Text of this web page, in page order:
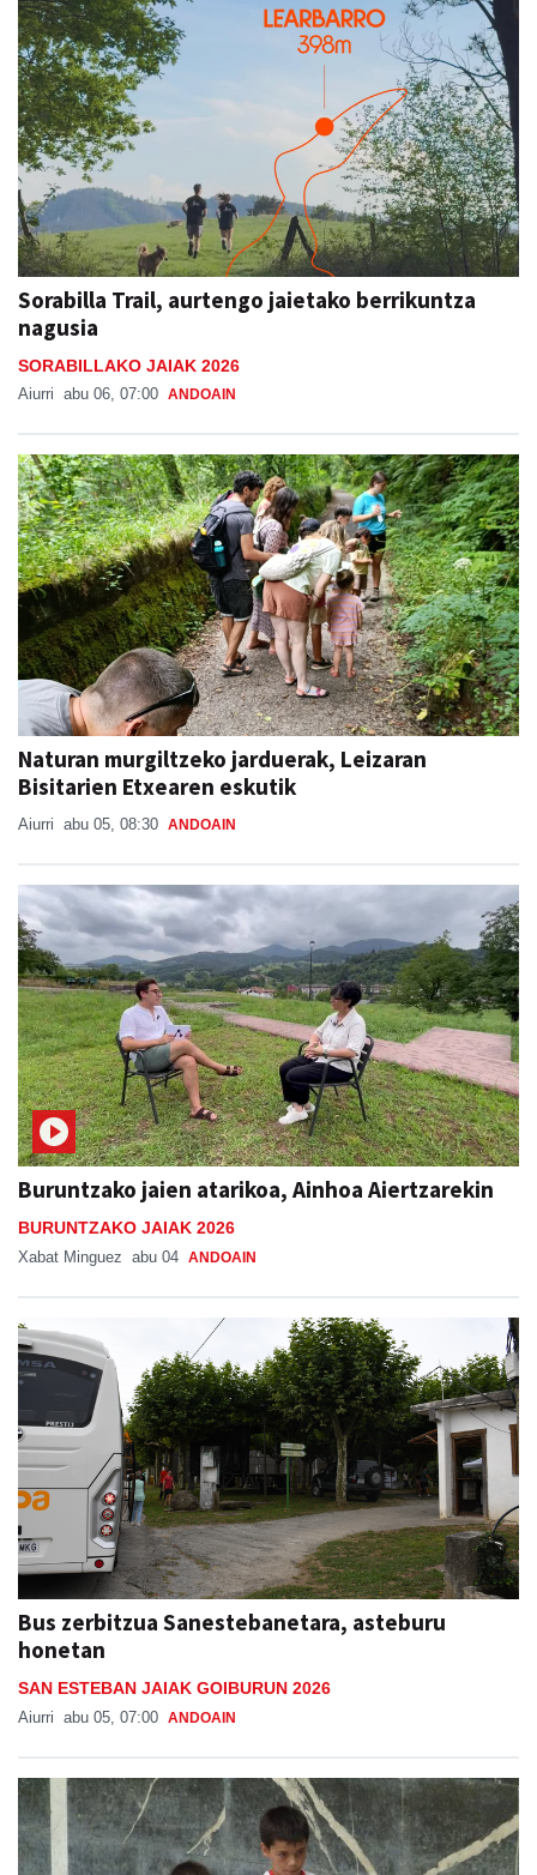
Sorabilla Trail, aurtengo jaietako berrikuntza
nagusia
SORABILLAKO JAIAK 2026
Aiurri abu 06, 07:00 ANDOAIN
Naturan murgiltzeko jarduerak, Leizaran
Bisitarien Etxearen eskutik
Aiurri abu 05, 08:30 ANDOAIN
Buruntzako jaien atarikoa, Ainhoa Aiertzarekin
BURUNTZAKO JAIAK 2026
Xabat Minguez abu 04 ANDOAIN
Bus zerbitzua Sanestebanetara, asteburu
honetan
SAN ESTEBAN JAIAK GOIBURUN 2026
Aiurri abu 05, 07:00 ANDOAIN